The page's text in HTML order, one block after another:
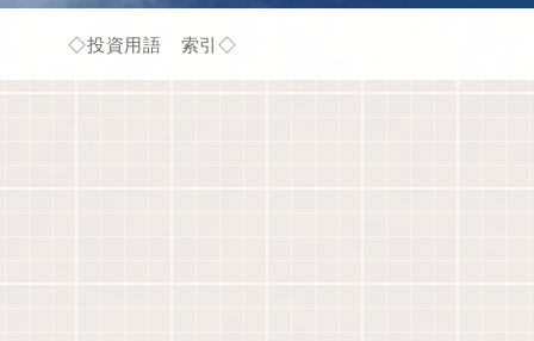
◇投資用語 索引◇